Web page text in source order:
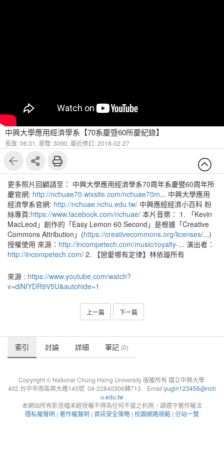
中興大學應用經濟學系【70系慶暨60所慶紀錄】
長度: 06:31, 瀏覽: 3090, 最近修訂: 2018-02-27
更多照片回顧請至： 中興大學應用經濟學系70周年系慶暨60周年所
慶官網: http://nchuae70.wixsite.com/nchuae70m... 中興大學應用
經濟學系官網: http://nchuae.nchu.edu.tw/ 中興應經經濟小百科 粉
絲專頁:https://www.facebook.com/nchuae/ 本片音樂： 1. 「Kevin
MacLeod」創作的「Easy Lemon 60 Second」是根據「Creative
Commons Attribution」(https://creativecommons.org/licenses/...)
授權使用 來源： http://incompetech.com/music/royalty-... 演出者：
http://incompetech.com/ 2. 【戀愛哪有定律】林依璇所有
來源 : https://www.youtube.com/watch?
v=diNIYDR9V5U&autohide=1
上一篇 下一篇
索引 討論 詳細 筆記 (0)
Copyright © National Chung Hsing University 版權所有 國立中興大學
402 台中市南區興大路145號 04-22840306轉713 Email:yugin123456@nch
u.edu.tw
本網站所有影音檔未經授權不得為任何不當之利用，請遵守著作權法
隱私權聲明 | 著作權聲明 | 資訊安全策略 | 校園網路規範 | 分站一覽